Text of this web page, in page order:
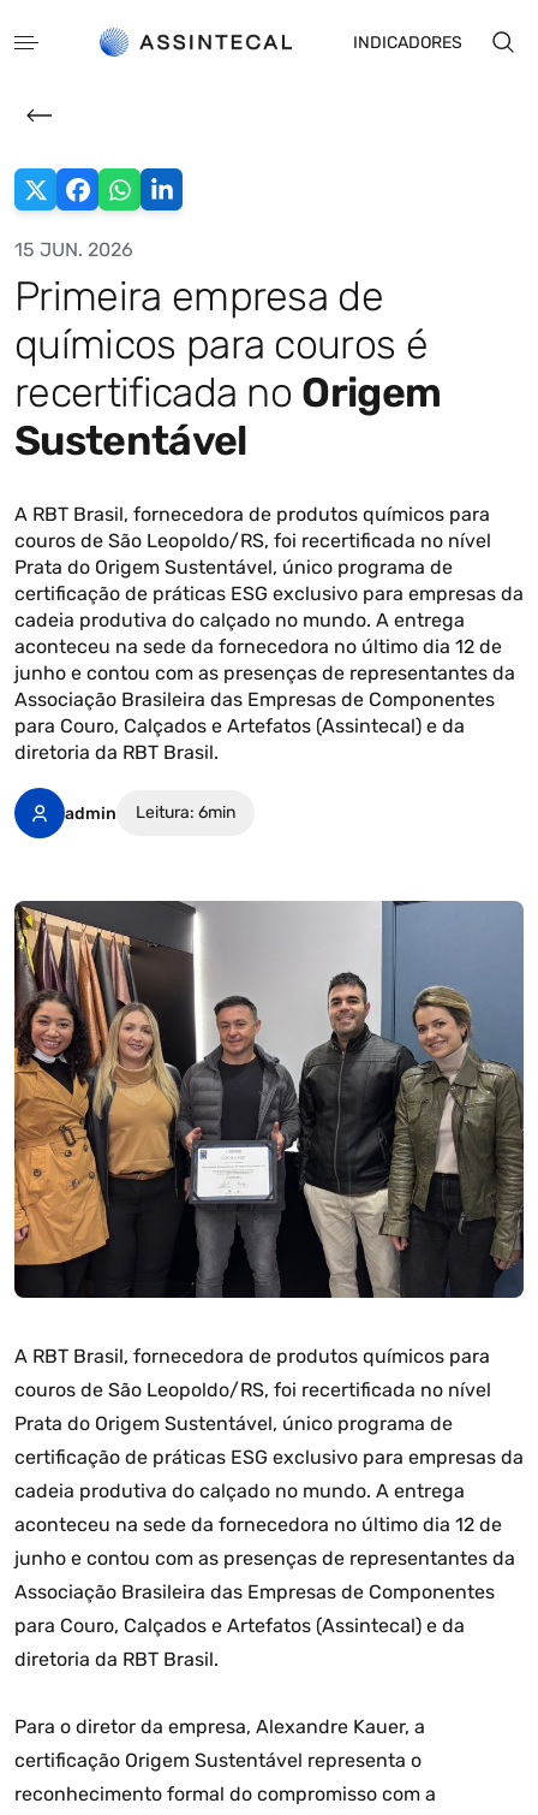
EN ES
INDICADORES
15 JUN. 2026
Primeira empresa de
químicos para couros é
recertificada no Origem
Sustentável
A RBT Brasil, fornecedora de produtos químicos para
couros de São Leopoldo/RS, foi recertificada no nível
Prata do Origem Sustentável, único programa de
certificação de práticas ESG exclusivo para empresas da
cadeia produtiva do calçado no mundo. A entrega
aconteceu na sede da fornecedora no último dia 12 de
junho e contou com as presenças de representantes da
Associação Brasileira das Empresas de Componentes
para Couro, Calçados e Artefatos (Assintecal) e da
diretoria da RBT Brasil.
admin Leitura: 6min
A RBT Brasil, fornecedora de produtos químicos para
couros de São Leopoldo/RS, foi recertificada no nível
Prata do Origem Sustentável, único programa de
certificação de práticas ESG exclusivo para empresas da
cadeia produtiva do calçado no mundo. A entrega
aconteceu na sede da fornecedora no último dia 12 de
junho e contou com as presenças de representantes da
Associação Brasileira das Empresas de Componentes
para Couro, Calçados e Artefatos (Assintecal) e da
diretoria da RBT Brasil.
Para o diretor da empresa, Alexandre Kauer, a
certificação Origem Sustentável representa o
reconhecimento formal do compromisso com a